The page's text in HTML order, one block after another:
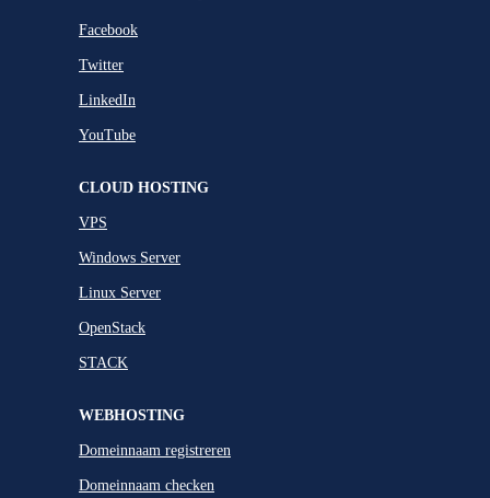
Facebook
Twitter
LinkedIn
YouTube
CLOUD HOSTING
VPS
Windows Server
Linux Server
OpenStack
STACK
WEBHOSTING
Domeinnaam registreren
Domeinnaam checken